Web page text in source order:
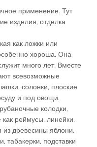
применение. Тут
изделия, отделка
как ложки или
хороша. Она
много лет. Вместе
всевозможные
солонки, плоские
и под овощи.
колодки,
как реймусы, линейки,
из древесины яблони.
табакерки, подставки